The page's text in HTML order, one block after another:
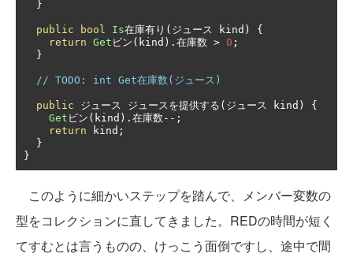
}
public bool Is在庫有り(ジュース kind )
{
return Get ビン( kind ).在庫数 > 0 ;
}
// TODO: int Get在庫数(ジュース)
public ジュース ジュースを提供する(ジュース kind )
{
Get ビン( kind ).在庫数--;
return kind ;
}
}
このように細かいステップを踏んで、メンバー変数の
型をコレクションに直してきました。REDの時間が短く
てすむとは言うものの、けっこう面倒ですし、途中で間